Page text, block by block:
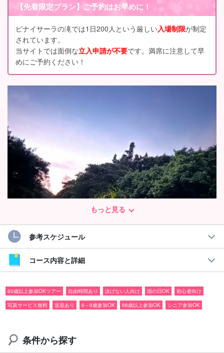
【先着限定プラン】ご予約はお早めに！
ピナイサーラの滝では1日200人という厳しい入場制限が制定
されています。
当サイトでは面倒な立入申請が不要です。満席に注意して早
めにご予約ください！
西表島ピナイサーラの滝カヌー＆トレッキングツアー
朝焼けの静寂を独り占め！送迎＆写真付き
西表島の大自然を体感できる人気アクティビティ！
早朝限定の特別プランで、朝焼けに包まれる静かな時間を楽しみ
マングローブカヌーとジャングルトレッキングで、沖縄ならでは
もっと見る
参考スケジュール
コース内容と詳細
60歳以上参加OKツアー 自由時間あり 泳げない人向け 雨の日OK
初心者向け
写真サービス無料
送迎あり 6～9歳参加OK 66歳以上参加OK シニア参加OK
条件から探す